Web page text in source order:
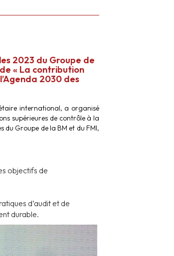
2023 du Groupe de
« La contribution
2030 des
international, a organisé
supérieures de contrôle à la
du Groupe de la BM et du FMI,
objectifs de
d’audit et de
durable.